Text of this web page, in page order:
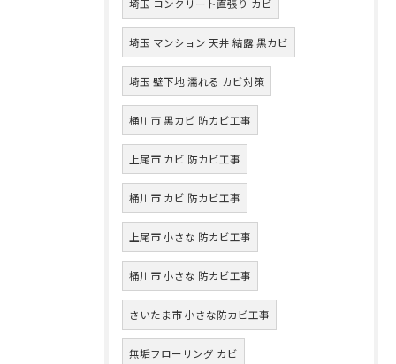
埼玉 コンクリート直張り カビ
埼玉 マンション 天井 結露 黒カビ
埼玉 壁下地 濡れる カビ対策
桶川市 黒カビ 防カビ工事
上尾市 カビ 防カビ工事
桶川市 カビ 防カビ工事
上尾市 小さな 防カビ工事
桶川市 小さな 防カビ工事
さいたま市 小さな防カビ工事
無垢フローリング カビ